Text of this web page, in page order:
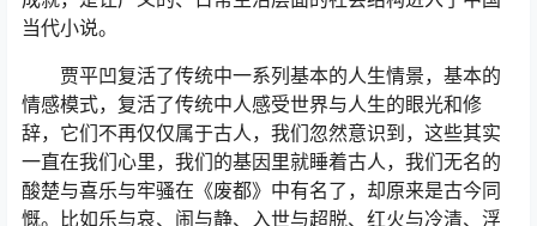
当代小说。
贾平凹复活了传统中一系列基本的人生情景，基本的
情感模式，复活了传统中人感受世界与人生的眼光和修
辞，它们不再仅仅属于古人，我们忽然意识到，这些其实
一直在我们心里，我们的基因里就睡着古人，我们无名的
酸楚与喜乐与牢骚在《废都》中有名了，却原来是古今同
慨。比如乐与哀、闹与静、入世与超脱、红火与冷清、浮